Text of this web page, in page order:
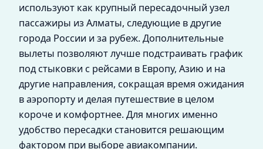
используют как крупный пересадочный узел
пассажиры из Алматы, следующие в другие
города России и за рубеж. Дополнительные
вылеты позволяют лучше подстраивать график
под стыковки с рейсами в Европу, Азию и на
другие направления, сокращая время ожидания
в аэропорту и делая путешествие в целом
короче и комфортнее. Для многих именно
удобство пересадки становится решающим
фактором при выборе авиакомпании.